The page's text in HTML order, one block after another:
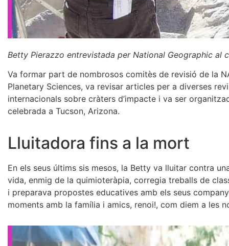
Betty Pierazzo entrevistada per National Geographic al
Va formar part de nombrosos comitès de revisió de la
Planetary Sciences, va revisar articles per a diverses
internacionals sobre cràters d’impacte i va ser
celebrada a Tucson, Arizona.
Lluitadora fins a la mort
En els seus últims sis mesos, la Betty va lluitar contra
vida, enmig de la quimioteràpia, corregia treballs de
i preparava propostes educatives amb els seus
moments amb la família i amics, renoi!, com diem a les